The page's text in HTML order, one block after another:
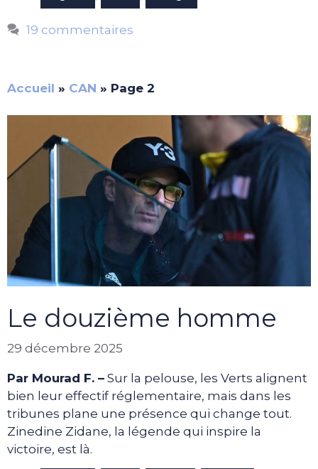
19 commentaires
Accueil » CAN » Page 2
Le douzième homme
29 décembre 2025
Par Mourad F. – Sur la pelouse, les Verts alignent
bien leur effectif réglementaire, mais dans les
tribunes plane une présence qui change tout.
Zinedine Zidane, la légende qui inspire la
victoire, est là.